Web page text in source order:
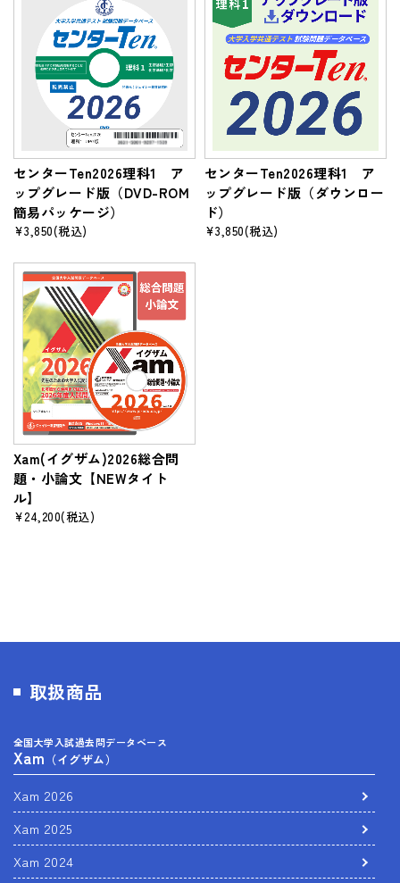
センターTen2026理科1 ア
ップグレード版（DVD-ROM
簡易パッケージ）
¥3,850(税込)
センターTen2026理科1 ア
ップグレード版（ダウンロー
ド）
¥3,850(税込)
Xam(イグザム)2026総合問
題・小論文【NEWタイト
ル】
¥24,200(税込)
取扱商品
全国大学入試過去問データベース
Xam （イグザム）
Xam 2026
Xam 2025
Xam 2024